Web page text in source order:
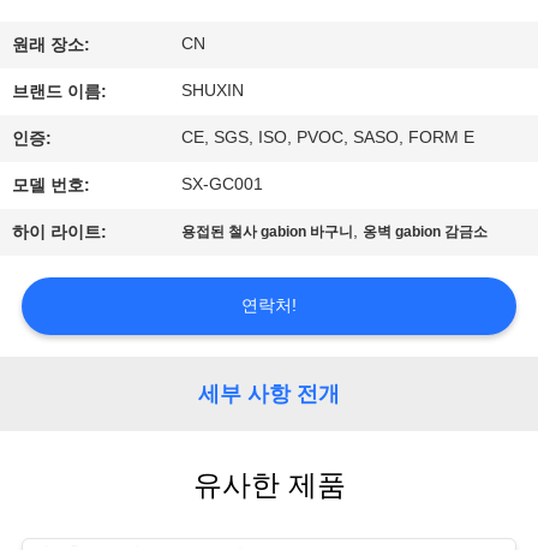
공
장
투
어
품
저
원래 장소: CN
브랜드 이름: SHUXIN
인증: CE, SGS, ISO, PVOC, SASO, FORM E
모델 번호: SX-GC001
하이 라이트: 용접된 철사 gabion 바구니 , 옹벽 gabion 감금소
연락처!
세부 사항 전개
유사한 제품